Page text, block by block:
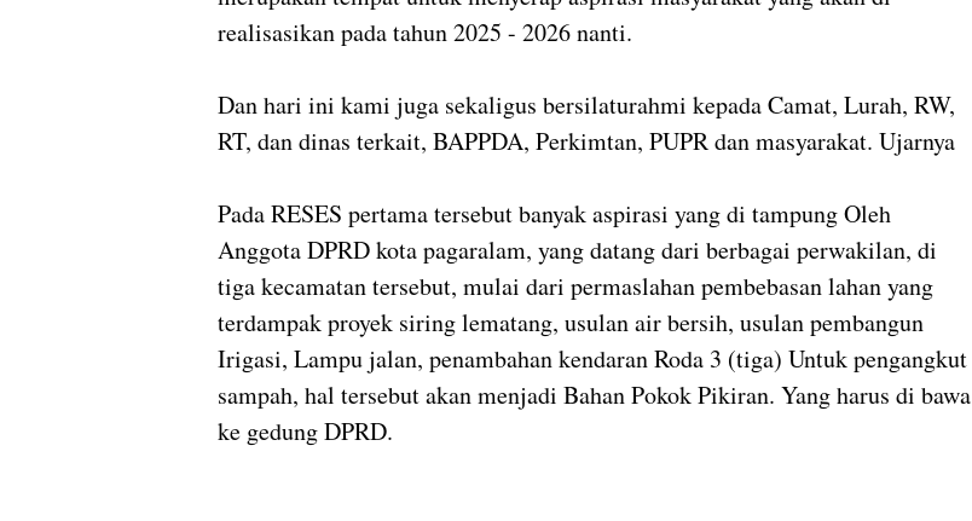
realisasikan pada tahun 2025 - 2026 nanti.
Dan hari ini kami juga sekaligus bersilaturahmi kepada Camat, Lurah, RW,
RT, dan dinas terkait, BAPPDA, Perkimtan, PUPR dan masyarakat. Ujarnya
Pada RESES pertama tersebut banyak aspirasi yang di tampung Oleh
Anggota DPRD kota pagaralam, yang datang dari berbagai perwakilan, di
tiga kecamatan tersebut, mulai dari permaslahan pembebasan lahan yang
terdampak proyek siring lematang, usulan air bersih, usulan pembangun
Irigasi, Lampu jalan, penambahan kendaran Roda 3 (tiga) Untuk pengangkut
sampah, hal tersebut akan menjadi Bahan Pokok Pikiran. Yang harus di bawa
ke gedung DPRD.